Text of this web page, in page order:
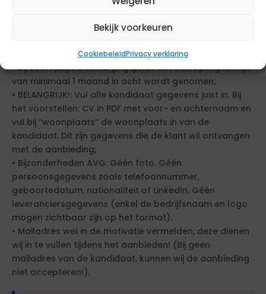
Bekijk voorkeuren
CookiebeleidPrivacy verklaring
Bijzonderheden
• Bij voortijdige beëindiging geldt dat een opzegtermijn
van minimaal 1 maand in acht wordt genomen;
• BELANGRIJK!: Vul alle kandidaat gegevens juist in. Bij
het voorstellen: CV in PDF met voor- en achternaam en
vul bij “woonplaats” de woonplaats in van de
kandidaat. Dit zijn gegevens die de klant wil ontvangen
met de aanbieding;
• Bijzonderheden AVG: Géén foto. Géén
persoonsgegevens zoals telefoonnummer,
geboortedatum, nationaliteit of LinkedIn. Géén
leveranciersgegevens (enkel de bedrijfsnaam en logo
mogen zichtbaar zijn op het format).
• Mailadres wel in de motivatie vermelden, deze dienen
wij in te vullen tijdens het aanbieden! (Bij geen
mailadres van de kandidaat, kunnen wij de aanbieding
niet accepteren!).